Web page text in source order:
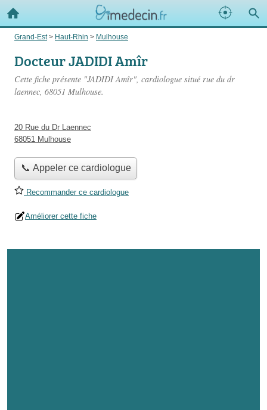
Grand-Est> Haut-Rhin > Mulhouse
Docteur JADIDI Amîr
Cette fiche présente "JADIDI Amîr", cardiologue situé rue du dr
laennec, 68051 Mulhouse.
20 Rue du Dr Laennec
68051 Mulhouse
📞 Appeler ce cardiologue
Recommander ce cardiologue
Améliorer cette fiche